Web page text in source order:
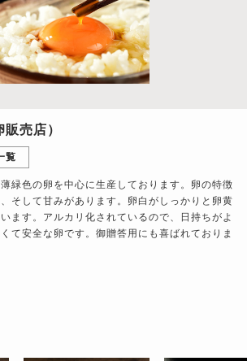
売店）
覧
緑色の卵を中心に生産しております。卵の特徴
そして甘みがあります。卵白がしっかりと卵黄
ます。アルカリ化されているので、日持ちがよ
て安全な卵です。御贈答用にも喜ばれておりま